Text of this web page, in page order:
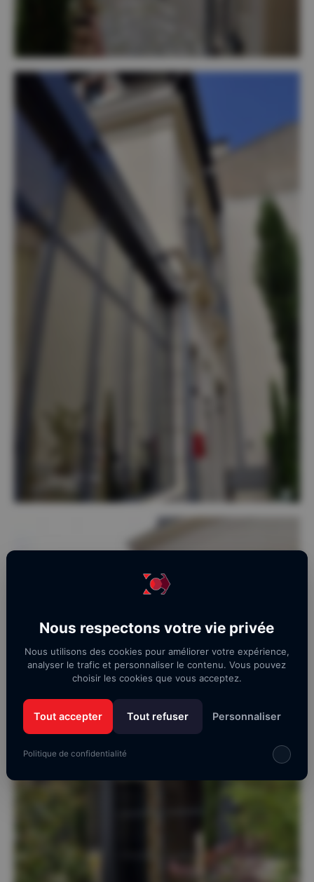
Nous respectons votre vie privée
Nous utilisons des cookies pour améliorer votre expérience,
analyser le trafic et personnaliser le contenu. Vous pouvez
choisir les cookies que vous acceptez.
Tout accepter Tout refuser Personnaliser
Politique de confidentialité